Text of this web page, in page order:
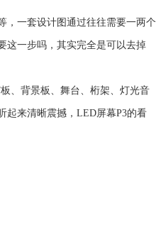
，一套设计图通过往往需要一两个
这一步吗，其实完全是可以去掉
、背景板、舞台、桁架、灯光音
起来清晰震撼，LED屏幕P3的看